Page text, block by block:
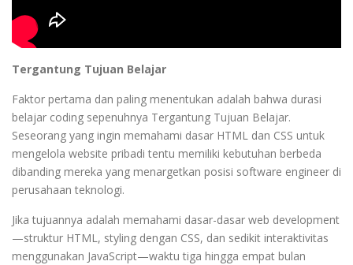
Tergantung Tujuan Belajar
Faktor pertama dan paling menentukan adalah bahwa durasi
belajar coding sepenuhnya Tergantung Tujuan Belajar.
Seseorang yang ingin memahami dasar HTML dan CSS untuk
mengelola website pribadi tentu memiliki kebutuhan berbeda
dibanding mereka yang menargetkan posisi software engineer di
perusahaan teknologi.
Jika tujuannya adalah memahami dasar-dasar web development
—struktur HTML, styling dengan CSS, dan sedikit interaktivitas
menggunakan JavaScript—waktu tiga hingga empat bulan